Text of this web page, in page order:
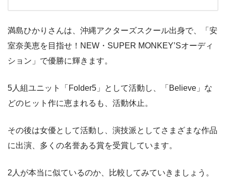
満島ひかりさんは、沖縄アクターズスクール出身で、「安
室奈美恵を目指せ！NEW・SUPER MONKEY’Sオーディ
ション」で優勝に輝きます。
5人組ユニット「Folder5」として活動し、「Believe」な
どのヒット作に恵まれるも、活動休止。
その後は女優として活動し、演技派としてさまざまな作品
に出演、多くの名誉ある賞を受賞しています。
2人が本当に似ているのか、比較してみていきましょう。